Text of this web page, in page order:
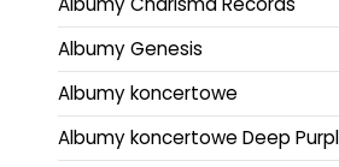
Albumy Genesis
Albumy koncertowe
Albumy koncertowe Deep